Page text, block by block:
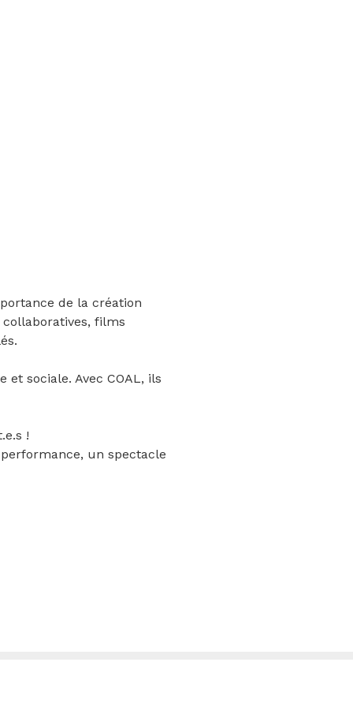
de la création
films
sociale. Avec COAL, ils
!
un spectacle